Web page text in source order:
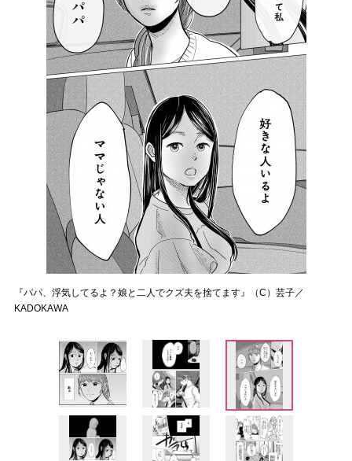
『パパ、浮気してるよ？娘と二人でクズ夫を捨てます』（C）芸子／
KADOKAWA